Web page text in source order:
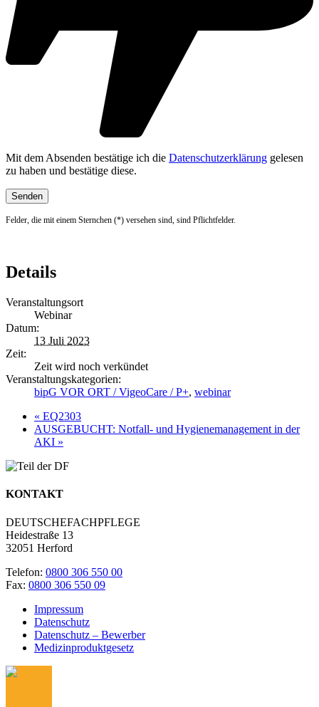
Mit dem Absenden bestätige ich die Datenschutzerklärung gelesen
zu haben und bestätige diese.
Felder, die mit einem Sternchen (*) versehen sind, sind Pflichtfelder.
Details
Veranstaltungsort
Webinar
Datum:
13 Juli 2023
Zeit:
Zeit wird noch verkündet
Veranstaltungskategorien:
bipG VOR ORT / VigeoCare / P+, webinar
« EQ2303
AUSGEBUCHT: Notfall- und Hygienemanagement in der
AKI »
KONTAKT
DEUTSCHEFACHPFLEGE
Heidestraße 13
32051 Herford
Telefon: 0800 306 550 00
Fax: 0800 306 550 09
Impressum
Datenschutz
Datenschutz – Bewerber
Medizinproduktgesetz